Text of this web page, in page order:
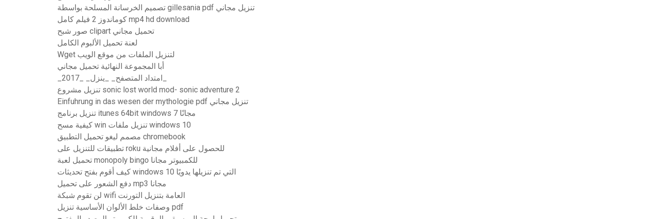
تصميم الخرسانة المسلحة بواسطة gillesania pdf تنزيل مجاني
كوماندوز 2 فيلم كامل mp4 hd download
صور شبح clipart تحميل مجاني
لعنة تحميل الألبوم الكامل
Wget لتنزيل الملفات من موقع الويب
أبا المجموعة النهائية تحميل مجاني
تنزيل مشروع sonic lost world mod- sonic adventure 2
Einfuhrung in das wesen der mythologie pdf تنزيل مجاني
تنزيل برنامج itunes 64bit windows 7 مجانًا
كيفية مسح win تنزيل ملفات windows 10
مصمم ليغو تحميل التطبيق chromebook
تطبيقات للتنزيل على roku للحصول على أفلام مجانية
تحميل لعبة monopoly bingo للكمبيوتر مجانا
كيف أقوم بفتح تحديثات windows 10 التي تم تنزيلها يدويًا
دفع الشعور على تحميل mp3 مجانا
لن تقوم شبكة wifi العامة بتنزيل التورنت
وصفات خلط الألوان الأساسية تنزيل pdf